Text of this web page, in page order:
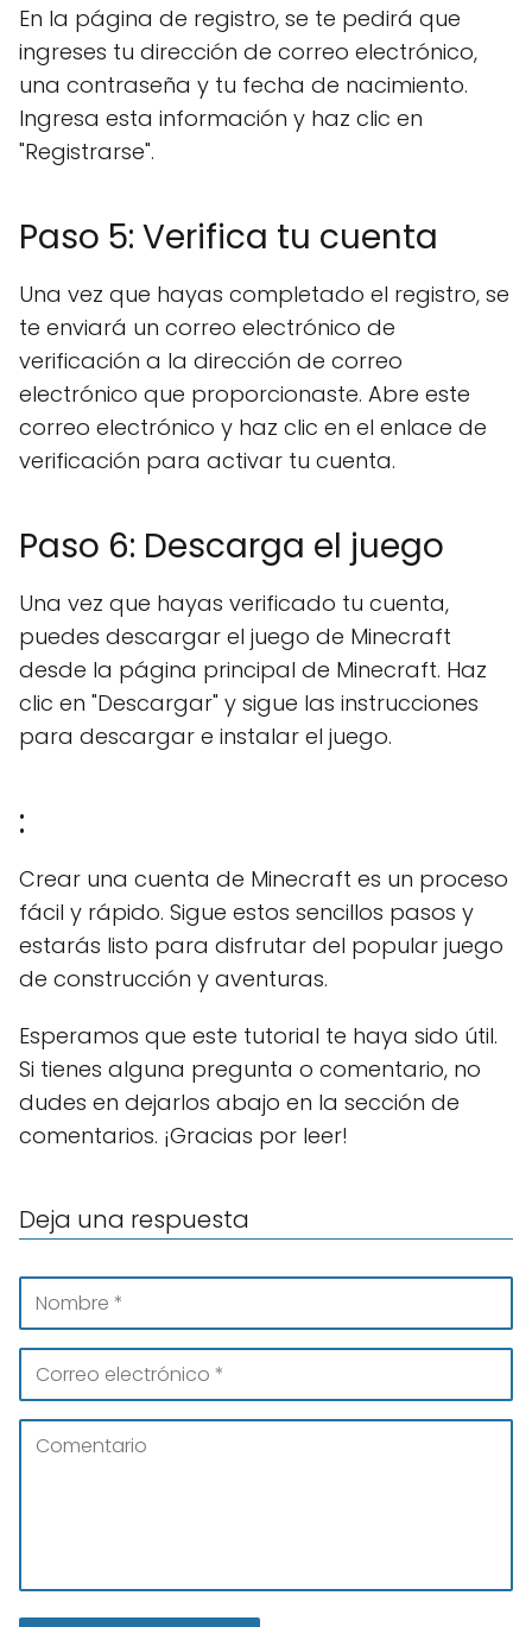
En la página de registro, se te pedirá que
ingreses tu dirección de correo electrónico,
una contraseña y tu fecha de nacimiento.
Ingresa esta información y haz clic en
"Registrarse".
Paso 5: Verifica tu cuenta
Una vez que hayas completado el registro, se
te enviará un correo electrónico de
verificación a la dirección de correo
electrónico que proporcionaste. Abre este
correo electrónico y haz clic en el enlace de
verificación para activar tu cuenta.
Paso 6: Descarga el juego
Una vez que hayas verificado tu cuenta,
puedes descargar el juego de Minecraft
desde la página principal de Minecraft. Haz
clic en "Descargar" y sigue las instrucciones
para descargar e instalar el juego.
:
Crear una cuenta de Minecraft es un proceso
fácil y rápido. Sigue estos sencillos pasos y
estarás listo para disfrutar del popular juego
de construcción y aventuras.
Esperamos que este tutorial te haya sido útil.
Si tienes alguna pregunta o comentario, no
dudes en dejarlos abajo en la sección de
comentarios. ¡Gracias por leer!
Deja una respuesta